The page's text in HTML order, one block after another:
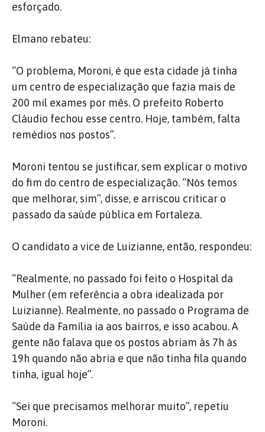
esforçado.
Elmano rebateu:
“O problema, Moroni, é que esta cidade já tinha
um centro de especialização que fazia mais de
200 mil exames por mês. O prefeito Roberto
Cláudio fechou esse centro. Hoje, também, falta
remédios nos postos”.
Moroni tentou se justificar, sem explicar o motivo
do fim do centro de especialização. “Nós temos
que melhorar, sim”, disse, e arriscou criticar o
passado da saúde pública em Fortaleza.
O candidato a vice de Luizianne, então, respondeu:
“Realmente, no passado foi feito o Hospital da
Mulher (em referência a obra idealizada por
Luizianne). Realmente, no passado o Programa de
Saúde da Família ia aos bairros, e isso acabou. A
gente não falava que os postos abriam às 7h às
19h quando não abria e que não tinha fila quando
tinha, igual hoje”.
“Sei que precisamos melhorar muito”, repetiu
Moroni.